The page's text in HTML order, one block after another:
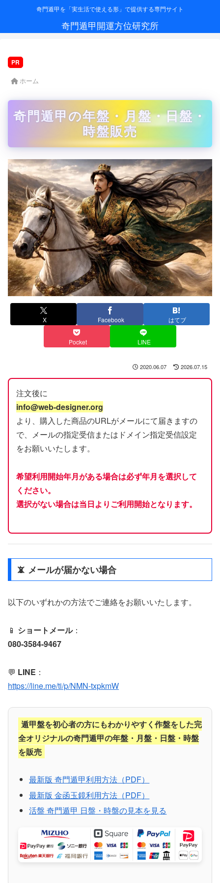
奇門遁甲を「実生活で使える形」で提供する専門サイト
奇門遁甲開運方位研究所
PR
ホーム
奇門遁甲の年盤・月盤・日盤・
時盤販売
X Facebook はてブ
Pocket LINE
2020.06.07 2026.07.15
注文後に
info@web-designer.org
より、購入した商品のURLがメールにて届きますの
で、メールの指定受信またはドメイン指定受信設定
をお願いいたします。
希望利用開始年月がある場合は必ず年月を選択して
ください。
選択がない場合は当日よりご利用開始となります。
📵 メールが届かない場合
以下のいずれかの方法でご連絡をお願いいたします。
📱 ショートメール：
080-3584-9467
💬 LINE ：
https://line.me/ti/p/NMN-txpkmW
遁甲盤を初心者の方にもわかりやすく作盤をした完
全オリジナルの奇門遁甲の年盤・月盤・日盤・時盤
を販売
最新版 奇門遁甲利用方法（PDF）
最新版 金函玉鏡利用方法（PDF）
活盤 奇門遁甲 日盤・時盤の見本を見る